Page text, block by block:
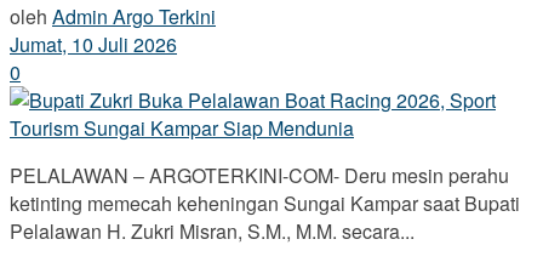
oleh Admin Argo Terkini
Jumat, 10 Juli 2026
0
PELALAWAN – ARGOTERKINI-COM- Deru mesin perahu
ketinting memecah keheningan Sungai Kampar saat Bupati
Pelalawan H. Zukri Misran, S.M., M.M. secara...